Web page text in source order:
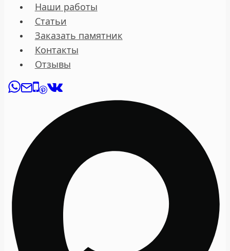
Наши работы
Статьи
Заказать памятник
Контакты
Отзывы